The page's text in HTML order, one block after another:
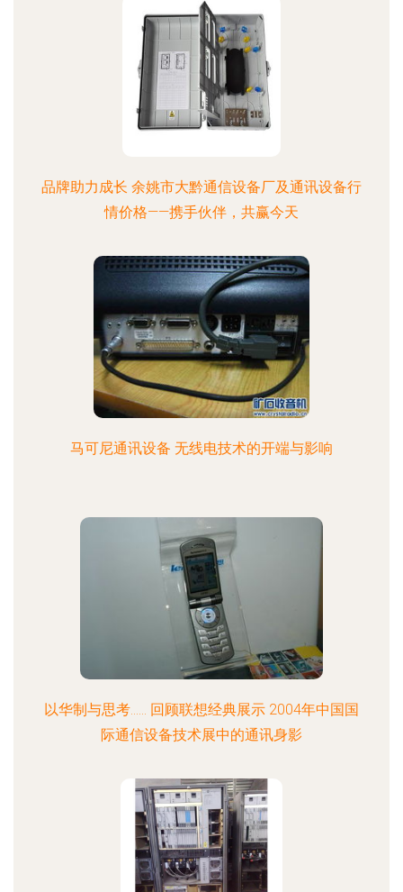
品牌助力成长 余姚市大黔通信设备厂及通讯设备行
情价格——携手伙伴，共赢今天
马可尼通讯设备 无线电技术的开端与影响
以华制与思考…… 回顾联想经典展示 2004年中国国
际通信设备技术展中的通讯身影